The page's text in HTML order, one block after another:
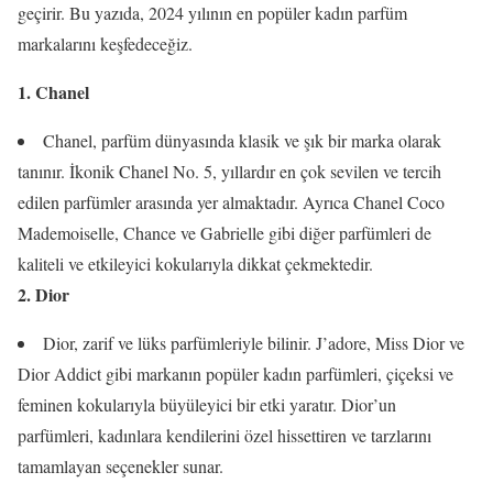
geçirir. Bu yazıda, 2024 yılının en popüler kadın parfüm
markalarını keşfedeceğiz.
1. Chanel
Chanel, parfüm dünyasında klasik ve şık bir marka olarak
tanınır. İkonik Chanel No. 5, yıllardır en çok sevilen ve tercih
edilen parfümler arasında yer almaktadır. Ayrıca Chanel Coco
Mademoiselle, Chance ve Gabrielle gibi diğer parfümleri de
kaliteli ve etkileyici kokularıyla dikkat çekmektedir.
2. Dior
Dior, zarif ve lüks parfümleriyle bilinir. J’adore, Miss Dior ve
Dior Addict gibi markanın popüler kadın parfümleri, çiçeksi ve
feminen kokularıyla büyüleyici bir etki yaratır. Dior’un
parfümleri, kadınlara kendilerini özel hissettiren ve tarzlarını
tamamlayan seçenekler sunar.